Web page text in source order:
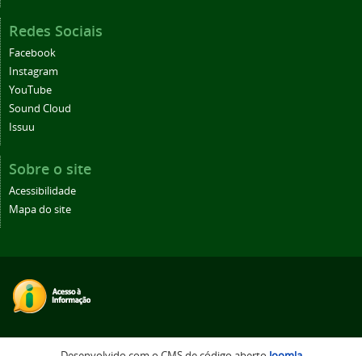
Redes Sociais
Facebook
Instagram
YouTube
Sound Cloud
Issuu
Sobre o site
Acessibilidade
Mapa do site